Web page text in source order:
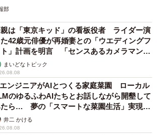
部
は「東京キッド」の看板役者 ライダー演
た42歳元俳優が再婚妻との「ウエディングフ
ト」計画を明言 「センスあるカメラマン求
まいどなトピック
エンジニアがAIとつくる家庭菜園 ローカル
のゆるふわAIたちとお話しながら開墾して
ら… 夢の「スマートな菜園生活」実現な
井二 かける